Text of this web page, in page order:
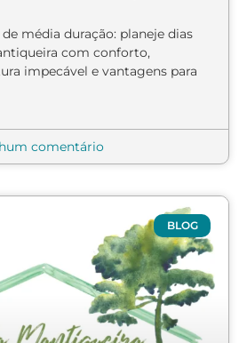
média duração: planeje dias
com conforto,
impecável e vantagens para
comentário
BLOG